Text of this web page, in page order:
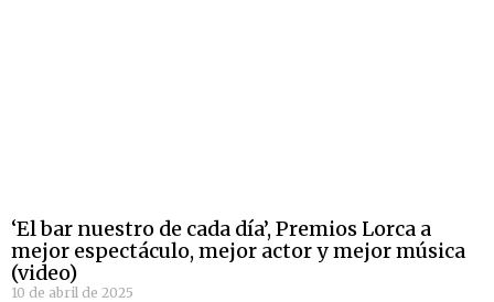
‘El bar nuestro de cada día’, Premios Lorca a
mejor espectáculo, mejor actor y mejor música
(video)
10 de abril de 2025